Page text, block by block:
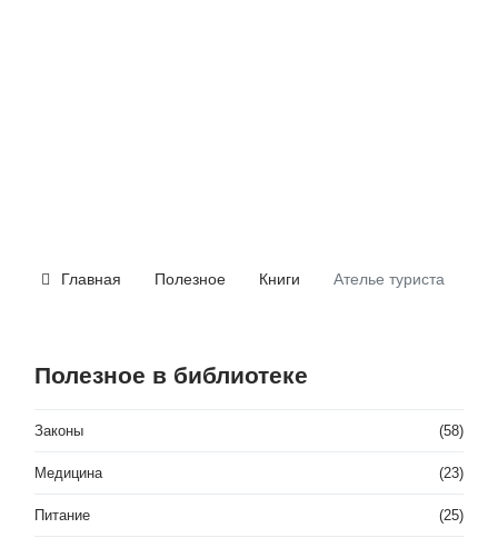
Главная Полезное Книги Ателье туриста
Полезное в библиотеке
Законы (58)
Медицина (23)
Питание (25)